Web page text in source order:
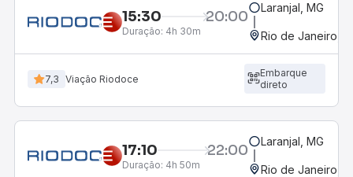
15:30 20:00
Duração: 4h 30m
Laranjal, MG
Rio de Janeiro,
7,3 Viação Riodoce
Embarque
direto
17:10 22:00
Duração: 4h 50m
Laranjal, MG
Rio de Janeiro,